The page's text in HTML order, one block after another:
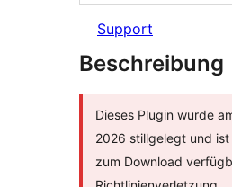
Support
Beschreibung
Dieses Plugin wurde
2026 stillgelegt und
zum Download